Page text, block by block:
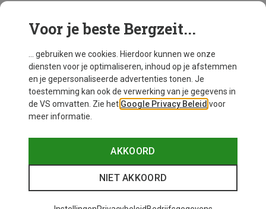
Voor je beste Bergzeit...
... gebruiken we cookies. Hierdoor kunnen we onze
diensten voor je optimaliseren, inhoud op je afstemmen
en je gepersonaliseerde advertenties tonen. Je
toestemming kan ook de verwerking van je gegevens in
de VS omvatten. Zie het Google Privacy Beleid voor
meer informatie.
AKKOORD
NIET AKKOORD